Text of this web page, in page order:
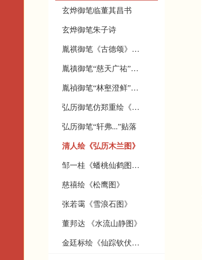
玄烨御笔临董其昌书
玄烨御笔朱子诗
胤祺御笔《古德颂》手卷
胤禛御笔“慈天广祐”匾轴
胤禎御笔“林壑澄鲜”匾轴
弘历御笔仿郑重绘《达摩渡江图》
弘历御笔“轩弗...”贴落
清人绘《弘历木兰图》
邹一桂《蟠桃仙鹤图》轴
慈禧绘《松鹰图》
张若霭《雪浪石图》
董邦达 《水流山静图》
金廷标绘《仙踪钦伏图》